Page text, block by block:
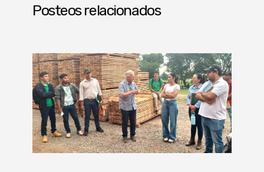
Posteos relacionados